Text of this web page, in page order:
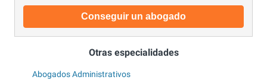
Conseguir un abogado
Otras especialidades
Abogados Administrativos